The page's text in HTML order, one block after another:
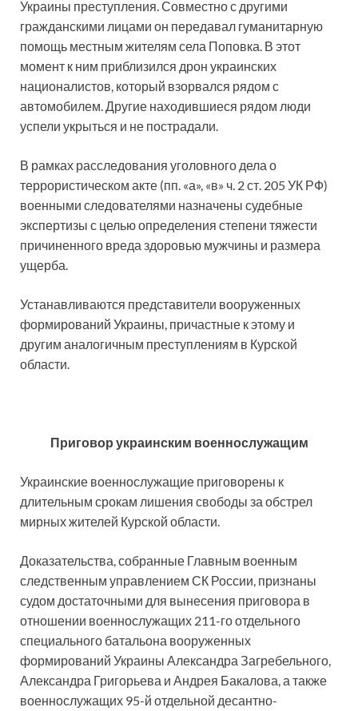
Украины преступления. Совместно с другими
гражданскими лицами он передавал гуманитарную
помощь местным жителям села Поповка. В этот
момент к ним приблизился дрон украинских
националистов, который взорвался рядом с
автомобилем. Другие находившиеся рядом люди
успели укрыться и не пострадали.
В рамках расследования уголовного дела о
террористическом акте (пп. «а», «в» ч. 2 ст. 205 УК РФ)
военными следователями назначены судебные
экспертизы с целью определения степени тяжести
причиненного вреда здоровью мужчины и размера
ущерба.
Устанавливаются представители вооруженных
формирований Украины, причастные к этому и
другим аналогичным преступлениям в Курской
области.
Приговор украинским военнослужащим
Украинские военнослужащие приговорены к
длительным срокам лишения свободы за обстрел
мирных жителей Курской области.
Доказательства, собранные Главным военным
следственным управлением СК России, признаны
судом достаточными для вынесения приговора в
отношении военнослужащих 211-го отдельного
специального батальона вооруженных
формирований Украины Александра Загребельного,
Александра Григорьева и Андрея Бакалова, а также
военнослужащих 95-й отдельной десантно-